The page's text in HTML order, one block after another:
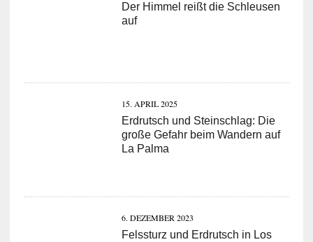
Der Himmel reißt die Schleusen
auf
15. APRIL 2025
Erdrutsch und Steinschlag: Die
große Gefahr beim Wandern auf
La Palma
6. DEZEMBER 2023
Felssturz und Erdrutsch in Los